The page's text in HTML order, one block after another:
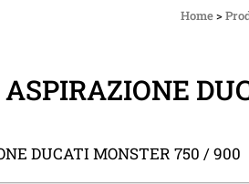
Home>
DUCATI MONSTER 750 / 900